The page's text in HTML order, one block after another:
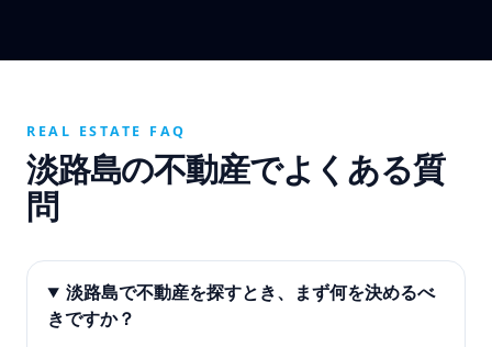
REAL ESTATE FAQ
淡路島の不動産でよくある質
問
淡路島で不動産を探すとき、まず何を決めるべ
きですか？